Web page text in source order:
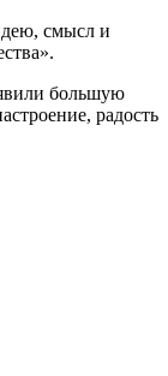
смысл и
большую
радость